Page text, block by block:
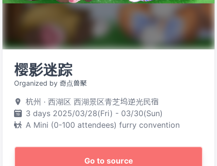
樱影迷踪
Organized by 奇点兽聚
杭州 · 西湖区 西湖景区青芝坞逆光民宿
3 days 2025/03/28(Fri) - 03/30(Sun)
A Mini (0-100 attendees) furry convention
Go to source